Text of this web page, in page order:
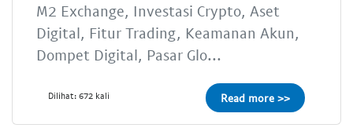
M2 Exchange, Investasi Crypto, Aset
Digital, Fitur Trading, Keamanan Akun,
Dompet Digital, Pasar Glo...
Dilihat: 672 kali Read more >>